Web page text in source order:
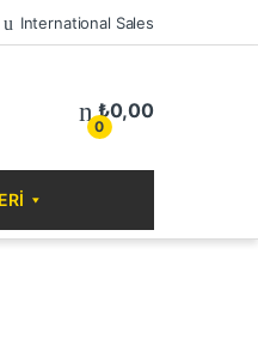
International Sales
0
₺0,00